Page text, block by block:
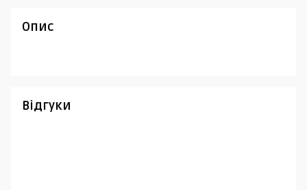
Опис
Відгуки